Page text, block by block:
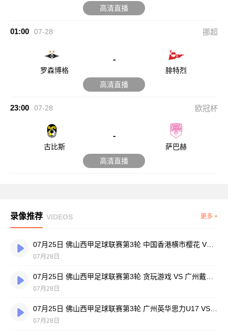
高清直播
01:00 07-28 挪超
罗森博格
-
腓特烈
高清直播
23:00 07-28 欧冠杯
古比斯
-
萨巴赫
高清直播
录像推荐 VIDEOS 更多 +
07月25日 佛山西甲足球联赛第3轮 中国香港横市樱花 VS 吉图省实青年 全场录像
07月28日
07月28日
07月28日